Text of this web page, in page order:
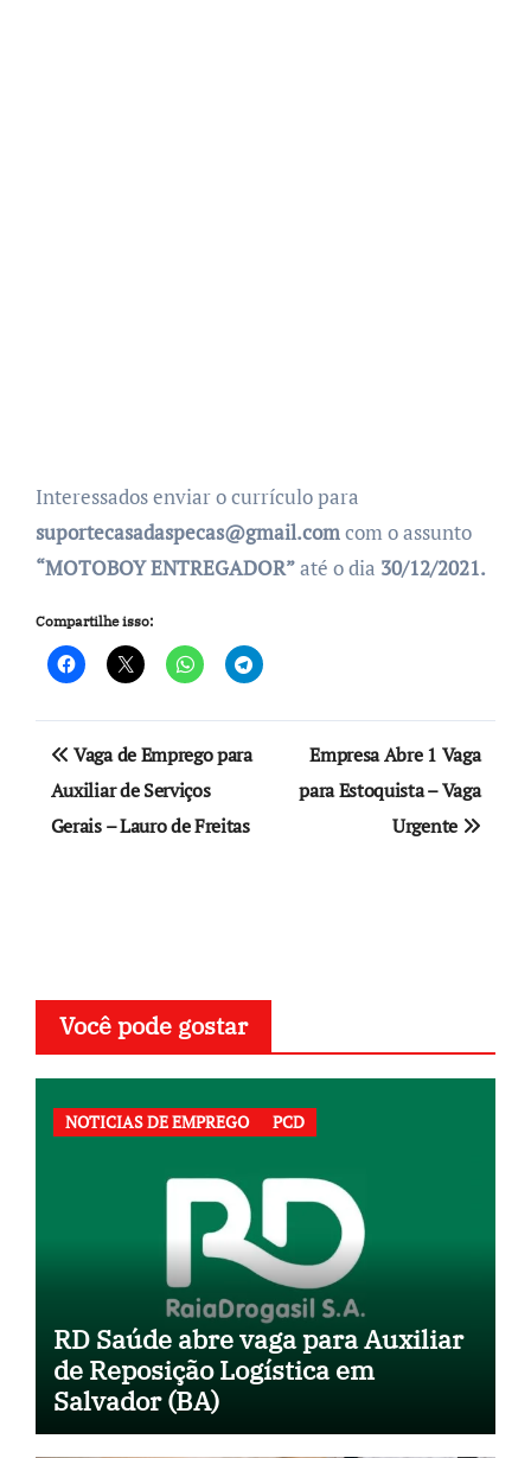
Interessados enviar o currículo para
suportecasadaspecas@gmail.comcom o assunto
“MOTOBOY ENTREGADOR”até o dia 30/12/2021.
Compartilhe isso:
Navegação
de
Post
Vaga de Emprego para
Auxiliar de Serviços
Gerais – Lauro de Freitas
Empresa Abre 1 Vaga
para Estoquista – Vaga
Urgente
Você pode gostar
NOTICIAS DE EMPREGO PCD
RD Saúde abre vaga para Auxiliar
de Reposição Logística em
Salvador (BA)